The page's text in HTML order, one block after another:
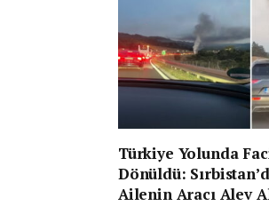
Türkiye Yolunda
Dönüldü:
Ailenin Aracı Alev